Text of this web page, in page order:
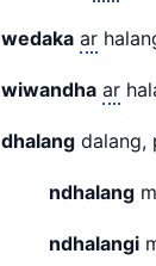
wedaka ar
wiwandha ar
dhalang dalang,
ndhalang
ndhalangi